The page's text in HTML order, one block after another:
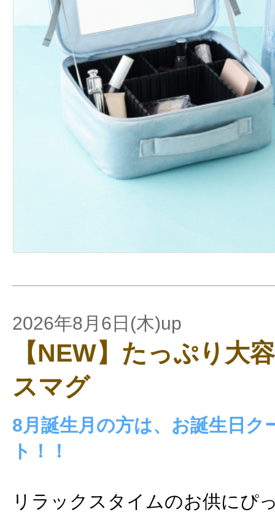
2026年8月6日(木)up
【NEW】たっぷり大
スマグ
8月誕生月の方は、お誕生日ク
ト！！
リラックスタイムのお供にぴ